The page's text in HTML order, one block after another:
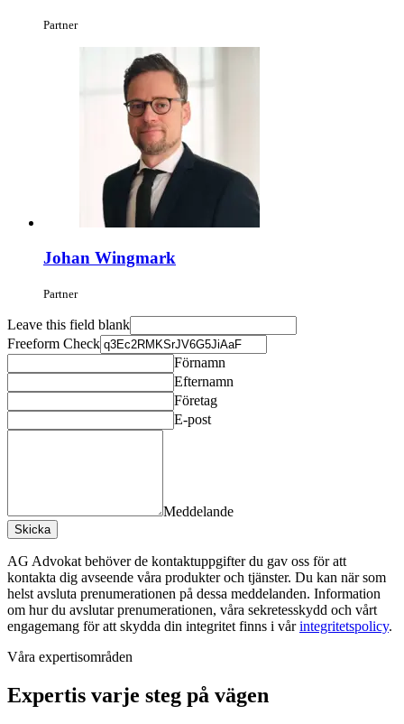
Partner
Johan Wingmark
Partner
Leave this field blank
Freeform Check
Förnamn
Efternamn
Företag
E-post
Meddelande
Skicka
AG Advokat behöver de kontaktuppgifter du gav oss för att
kontakta dig avseende våra produkter och tjänster. Du kan när som
helst avsluta prenumerationen på dessa meddelanden. Information
om hur du avslutar prenumerationen, våra sekretesskydd och vårt
engagemang för att skydda din integritet finns i vårintegritetspolicy.
Våra expertisområden
Expertis varje steg på vägen